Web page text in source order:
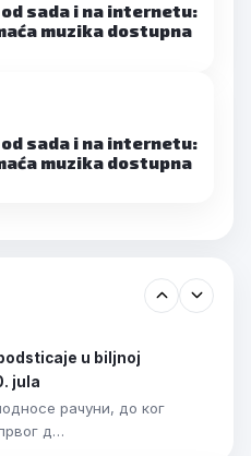
sada i na internetu:
muzika dostupna
sada i na internetu:
muzika dostupna
u biljnoj
jula
рачуни, до ког
д…